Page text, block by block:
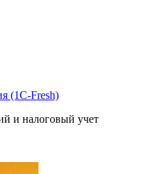
(1С-Fresh)
и налоговый учет